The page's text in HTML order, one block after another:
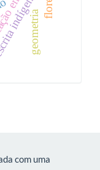
geometria
com uma